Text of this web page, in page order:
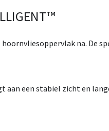
na. De
aan een stabiel zicht en